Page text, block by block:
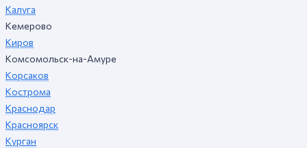
Калуга
Кемерово
Киров
Комсомольск-на-Амуре
Корсаков
Кострома
Краснодар
Красноярск
Курган